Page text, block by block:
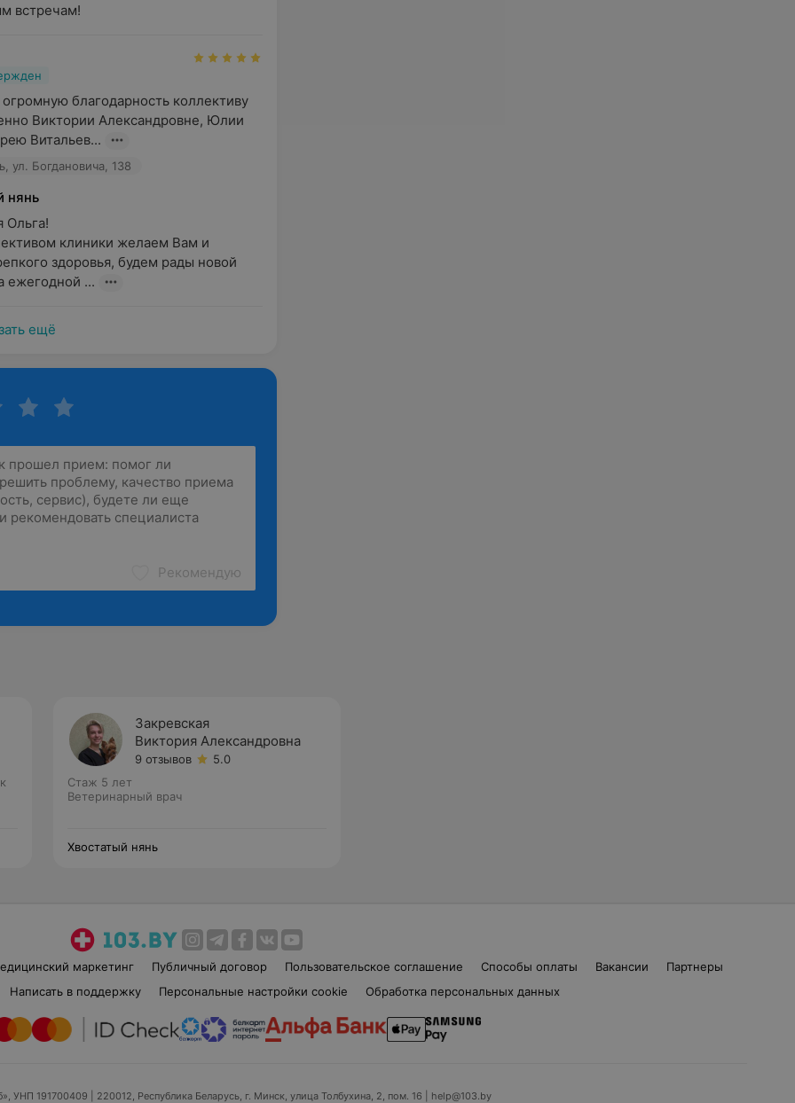
встречам!
благодарность коллективу
Виктории Александровне, Юлии
Витальев...
ул. Богдановича, 138
нянь
Ольга!
клиники желаем Вам и
здоровья, будем рады новой
ежегодной ...
ещё
Рекомендую
Закревская
Виктория Александровна
9 отзывов
5.0
Стаж 5 лет
Ветеринарный врач
Хвостатый нянь
маркетинг Публичный договор Пользовательское соглашение Способы оплаты Вакансии
Партнеры
Написать в поддержку Персональные настройки cookie Обработка персональных данных
УНП 191700409 | 220012, Республика Беларусь, г. Минск, улица Толбухина, 2, пом. 16 | help@103.by